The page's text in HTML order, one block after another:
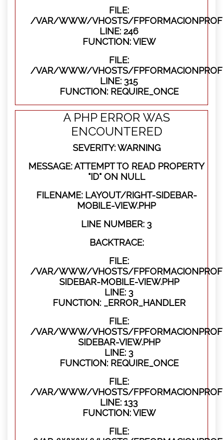
FILE:
/VAR/WWW/VHOSTS/
LINE: 246
FUNCTION: VIEW
FILE:
/VAR/WWW/VHOSTS/
LINE: 315
FUNCTION: REQUIRE_ONCE
A PHP ERROR WAS
ENCOUNTERED
SEVERITY: WARNING
MESSAGE: ATTEMPT TO READ PROPERTY
"ID" ON NULL
FILENAME: LAYOUT/RIGHT-SIDEBAR-
MOBILE-VIEW.PHP
LINE NUMBER: 3
BACKTRACE:
FILE:
/VAR/WWW/VHOSTS/
SIDEBAR-MOBILE-VIEW.PHP
LINE: 3
FUNCTION: _ERROR_HANDLER
FILE:
/VAR/WWW/VHOSTS/
SIDEBAR-VIEW.PHP
LINE: 3
FUNCTION: REQUIRE_ONCE
FILE:
/VAR/WWW/VHOSTS/
LINE: 133
FUNCTION: VIEW
FILE: